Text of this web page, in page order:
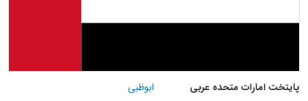
پایتخت امارات متحده عربی ابوظبی